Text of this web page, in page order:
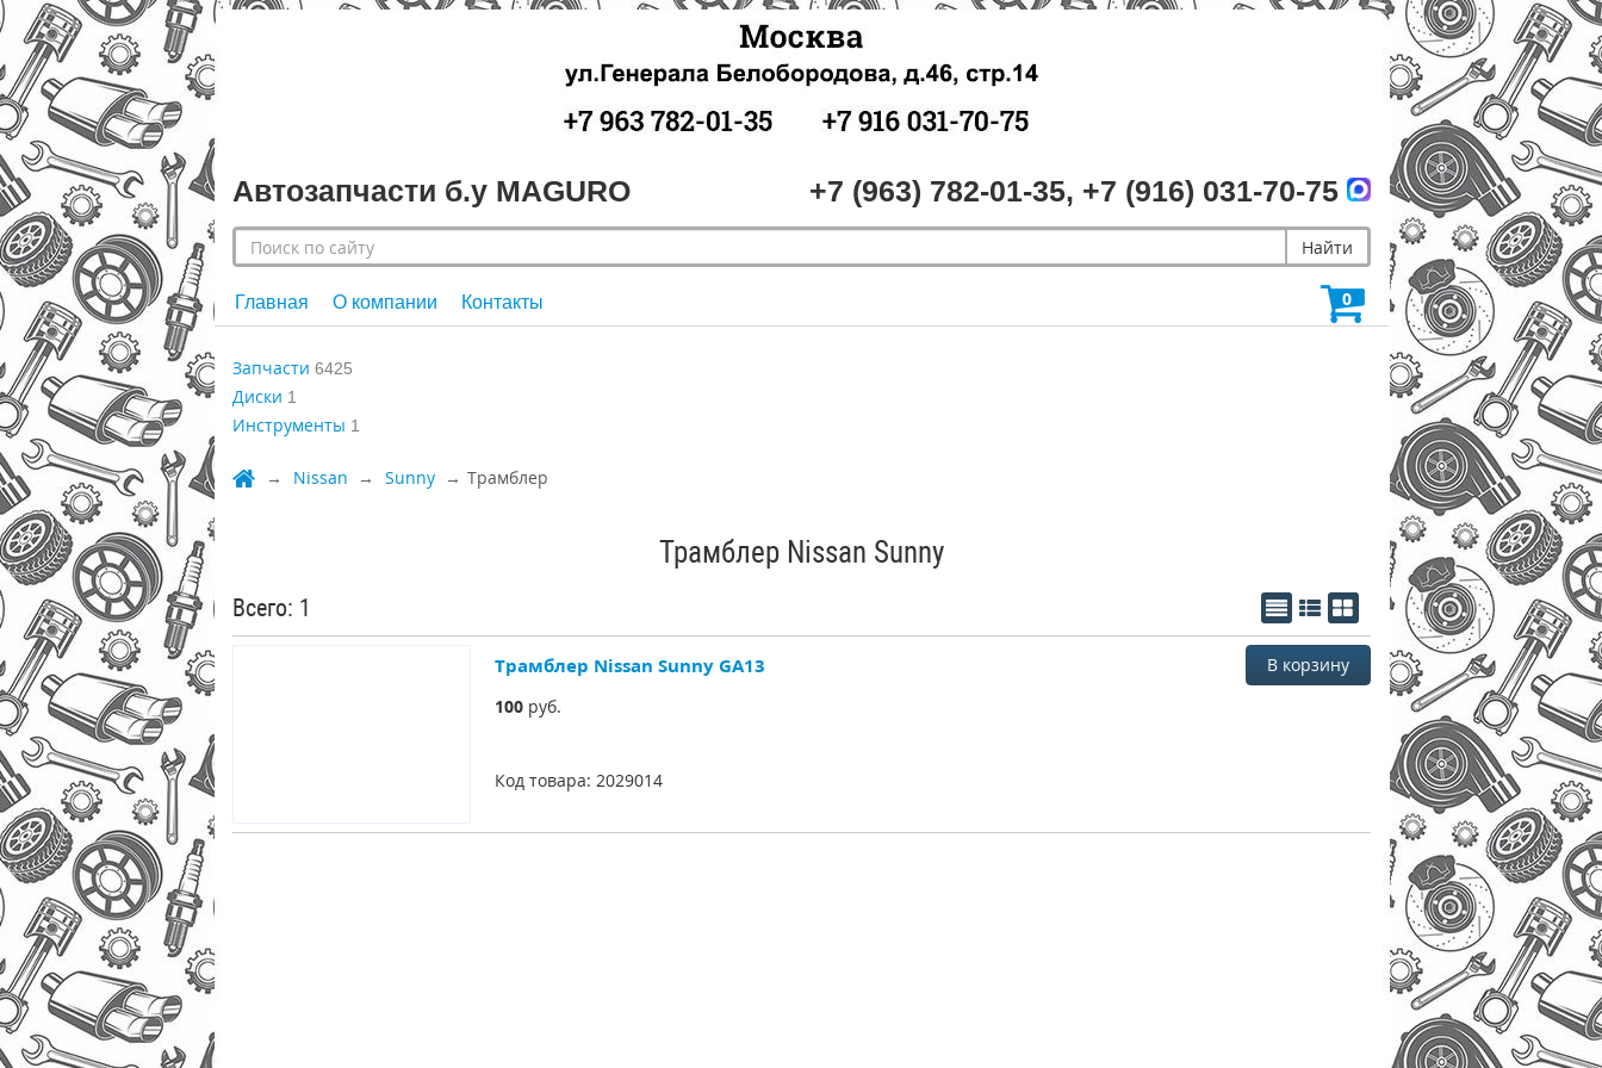
Автозапчасти б.у MAGURO +7 (963) 782-01-35, +7 (916) 031-70-75
Найти
Главная О компании Контакты 0
Запчасти 6425
Диски 1
Инструменты 1
Nissan Sunny Трамблер
Трамблер Nissan Sunny
Всего: 1
Трамблер Nissan Sunny GA13
100руб.
Код товара: 2029014
В корзину